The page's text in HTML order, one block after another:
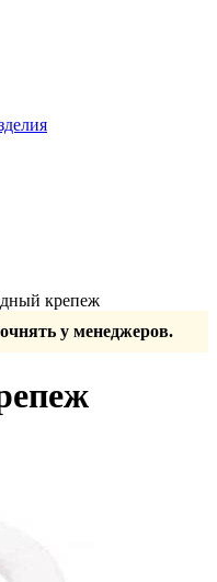
крепеж
у менеджеров.